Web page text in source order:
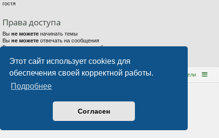
Этот сайт использует cookies для
обеспечения своей корректной работы.
Подробнее
Согласен
гостя
Права доступа
Вы не можете начинать темы
Вы не можете отвечать на сообщения
Выне можетередактировать свои сообщения
Выне можетедобавлять вложения
Е-поток Форум Пользователи
Наша команда